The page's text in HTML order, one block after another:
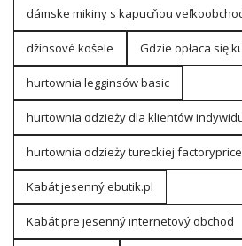
dámske mikiny s kapucňou
džínsové košele Gdzie opłaca się
hurtownia legginsów basic
hurtownia odzieży dla klientów
hurtownia odzieży tureckiej
Kabát jesenný ebutik.pl
Kabát pre jesenný internetový obchod